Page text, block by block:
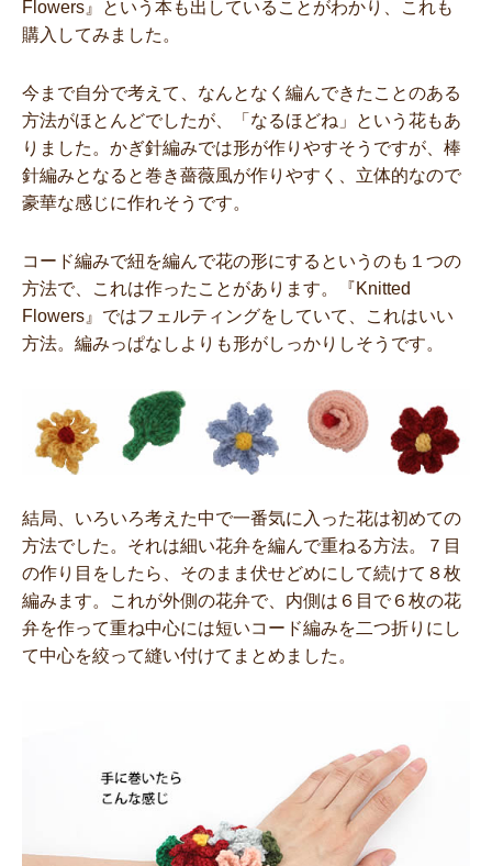
Flowers』という本も出していることがわかり、これも
購入してみました。
今まで自分で考えて、なんとなく編んできたことのある
方法がほとんどでしたが、「なるほどね」という花もあ
りました。かぎ針編みでは形が作りやすそうですが、棒
針編みとなると巻き薔薇風が作りやすく、立体的なので
豪華な感じに作れそうです。
コード編みで紐を編んで花の形にするというのも１つの
方法で、これは作ったことがあります。
『Knitted
Flowers』ではフェルティングをしていて、これはいい
方法。編みっぱなしよりも形がしっかりしそうです。
結局、いろいろ考えた中で一番気に入った花は初めての
方法でした。それは細い花弁を編んで重ねる方法。７目
の作り目をしたら、そのまま伏せどめにして続けて８枚
編みます。これが外側の花弁で、内側は６目で６枚の花
弁を作って重ね中心には短いコード編みを二つ折りにし
て中心を絞って縫い付けてまとめました。